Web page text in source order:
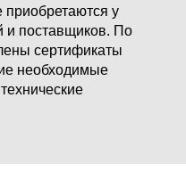
у
и поставщиков. По
сертификаты
необходимые